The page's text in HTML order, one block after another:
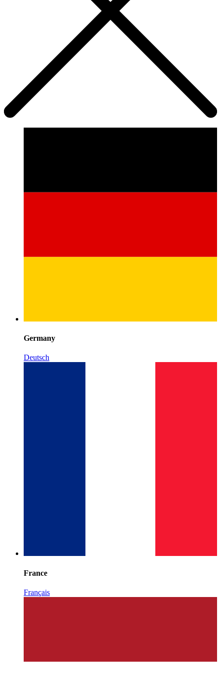
Germany
Deutsch
France
Français